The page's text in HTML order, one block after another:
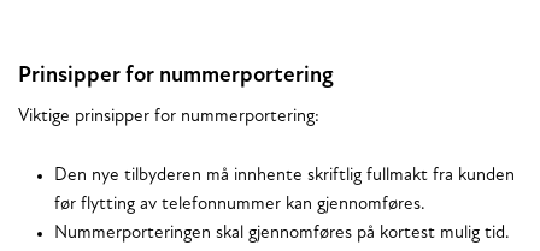
Prinsipper for nummerportering
Viktige prinsipper for nummerportering:
Den nye tilbyderen må innhente skriftlig fullmakt fra kunden
før flytting av telefonnummer kan gjennomføres.
Nummerporteringen skal gjennomføres på kortest mulig tid.